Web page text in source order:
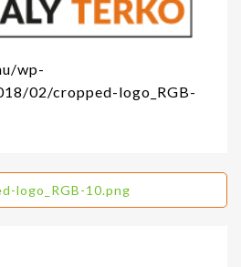
wp-
02/cropped-logo_RGB-
logo_RGB-10.png